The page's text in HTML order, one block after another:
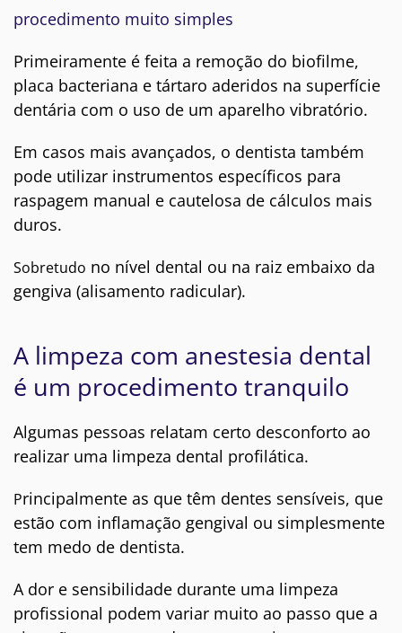
procedimento muito simples
Primeiramente é feita a remoção do biofilme,
placa bacteriana e tártaro aderidos na superfície
dentária com o uso de um aparelho vibratório.
Em casos mais avançados, o dentista também
pode utilizar instrumentos específicos para
raspagem manual e cautelosa de cálculos mais
duros.
Sobretudo no nível dental ou na raiz embaixo da
gengiva (alisamento radicular).
A limpeza com anestesia dental
é um procedimento tranquilo
Algumas pessoas relatam certo desconforto ao
realizar uma limpeza dental profilática.
Principalmente as que têm dentes sensíveis, que
estão com inflamação gengival ou simplesmente
tem medo de dentista.
A dor e sensibilidade durante uma limpeza
profissional podem variar muito ao passo que a